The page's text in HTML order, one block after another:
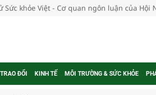
Sức khỏe Việt - Cơ quan ngôn luận của Hội
ĐỔI KINH TẾ MÔI TRƯỜNG & SỨC KHỎE